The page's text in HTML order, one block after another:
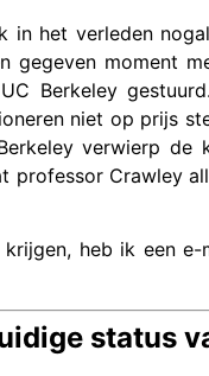
in het verleden
gegeven moment
Berkeley
niet op prijs
verwierp de
Crawley
heb ik een
status